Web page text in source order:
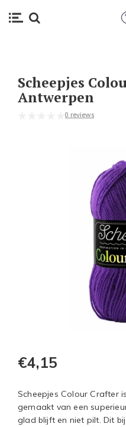
Scheepjes
Antwerpen
0 reviews
€4,15
Scheepjes Colour Crafter
gemaakt van een
glad blijft en niet pilt. Dit